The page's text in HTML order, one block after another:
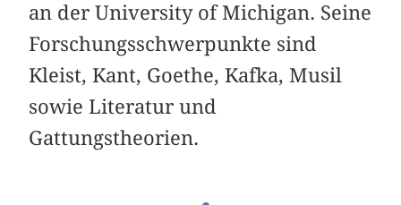
an der University of Michigan. Seine
Forschungsschwerpunkte sind
Kleist, Kant, Goethe, Kafka, Musil
sowie Literatur und
Gattungstheorien.